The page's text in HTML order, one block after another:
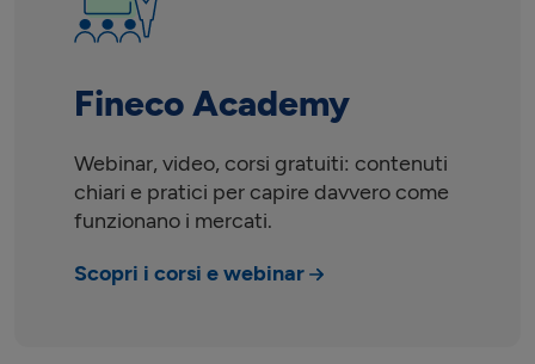
Fineco Academy
Webinar, video, corsi gratuiti: contenuti
chiari e pratici per capire davvero come
funzionano i mercati.
Scopri i corsi e webinar